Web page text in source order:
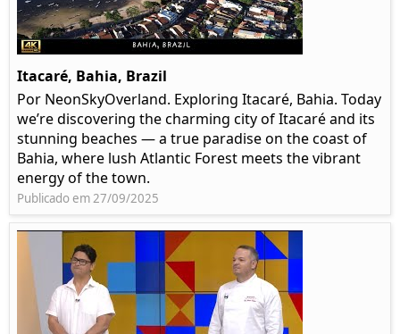
Itacaré, Bahia, Brazil
Por NeonSkyOverland. Exploring Itacaré, Bahia. Today
we’re discovering the charming city of Itacaré and its
stunning beaches — a true paradise on the coast of
Bahia, where lush Atlantic Forest meets the vibrant
energy of the town.
Publicado em 27/09/2025